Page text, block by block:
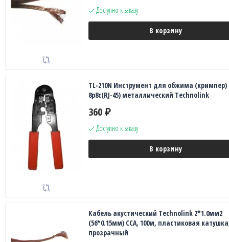
Доступно к заказу
В корзину
TL-210N Инструмент для обжима (кримпер)
8p8c(RJ-45) металлический Technolink
360 ₽
Доступно к заказу
В корзину
Кабель акустический Technolink 2*1.0мм2
(56*0.15мм) CCA, 100м, пластиковая
прозрачный